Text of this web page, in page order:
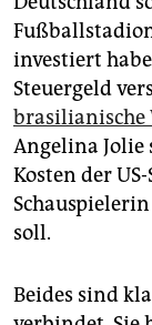
investiert
Steuergeld
brasilianische
Angelina Jolie
Kosten der
soll.
Beides sind